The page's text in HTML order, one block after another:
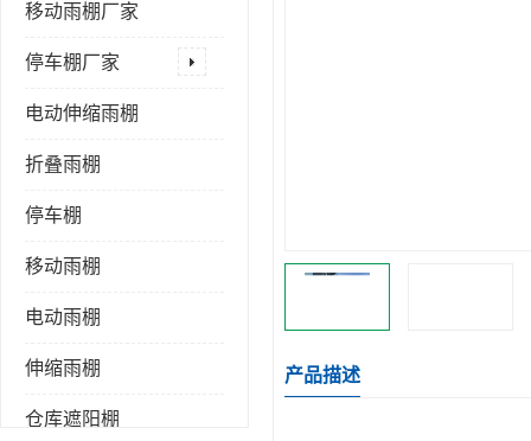
移动雨棚厂家
停车棚厂家
电动伸缩雨棚
折叠雨棚
停车棚
移动雨棚
电动雨棚
伸缩雨棚
仓库遮阳棚
产品描述